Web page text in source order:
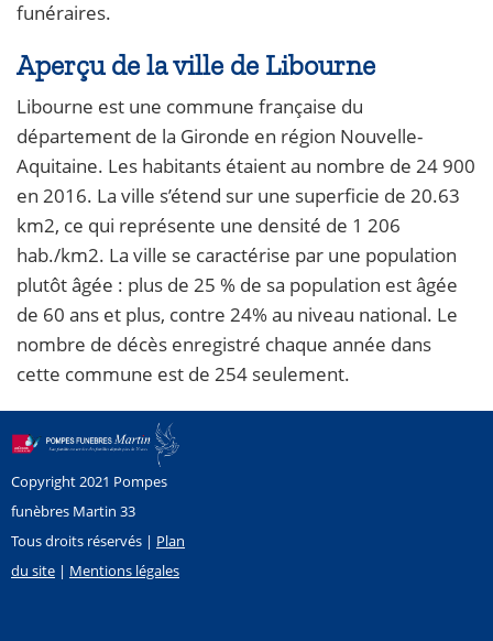
funéraires.
Aperçu de la ville de Libourne
Libourne est une commune française du
département de la Gironde en région Nouvelle-
Aquitaine. Les habitants étaient au nombre de 24 900
en 2016. La ville s’étend sur une superficie de 20.63
km2, ce qui représente une densité de 1 206
hab./km2. La ville se caractérise par une population
plutôt âgée : plus de 25 % de sa population est âgée
de 60 ans et plus, contre 24% au niveau national. Le
nombre de décès enregistré chaque année dans
cette commune est de 254 seulement.
Copyright 2021 Pompes
funèbres Martin 33
Tous droits réservés | Plan
du site | Mentions légales